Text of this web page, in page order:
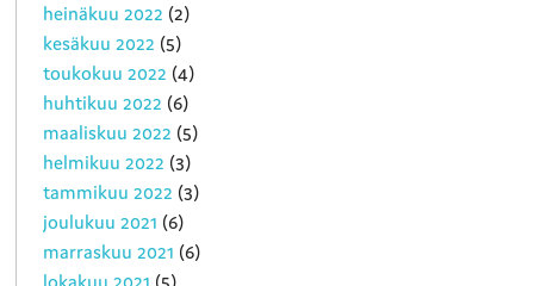
heinäkuu 2022 (2)
kesäkuu 2022 (5)
toukokuu 2022 (4)
huhtikuu 2022 (6)
maaliskuu 2022 (5)
helmikuu 2022 (3)
tammikuu 2022 (3)
joulukuu 2021 (6)
marraskuu 2021 (6)